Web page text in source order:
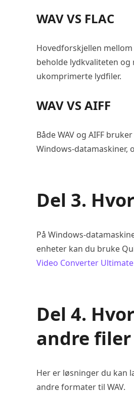
WAV VS FLAC
Hovedforskjellen
beholde lydkvaliteten
ukomprimerte lydfiler.
WAV VS AIFF
Både WAV og AIFF
Windows-datamaskiner,
Del 3.
På Windows-
enheter kan du bruke
Video Converter Ultimate
Del 4.
andre filer
Her er løsninger du kan
andre formater til WAV.